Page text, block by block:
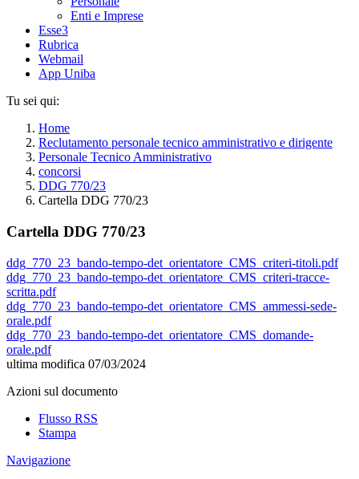
Enti e Imprese
Esse3
Rubrica
Webmail
App Uniba
Tu sei qui:
Home
Reclutamento personale tecnico amministrativo e dirigente
Personale Tecnico Amministrativo
concorsi
DDG 770/23
Cartella DDG 770/23
Cartella DDG 770/23
ddg_770_23_bando-tempo-det_orientatore_CMS_criteri-titoli.pdf
ddg_770_23_bando-tempo-det_orientatore_CMS_criteri-tracce-
scritta.pdf
ddg_770_23_bando-tempo-det_orientatore_CMS_ammessi-sede-
orale.pdf
ddg_770_23_bando-tempo-det_orientatore_CMS_domande-
orale.pdf
ultima modifica 07/03/2024
Azioni sul documento
Flusso RSS
Stampa
Navigazione